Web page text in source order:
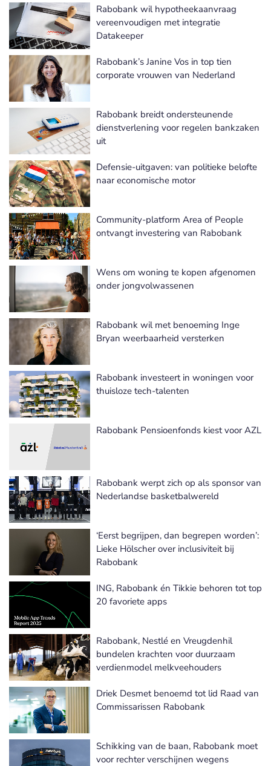
Rabobank wil hypotheekaanvraag
vereenvoudigen met integratie
Datakeeper
Rabobank’s Janine Vos in top tien
corporate vrouwen van Nederland
Rabobank breidt ondersteunende
dienstverlening voor regelen bankzaken
uit
Defensie-uitgaven: van politieke belofte
naar economische motor
Community-platform Area of People
ontvangt investering van Rabobank
Wens om woning te kopen afgenomen
onder jongvolwassenen
Rabobank wil met benoeming Inge
Bryan weerbaarheid versterken
Rabobank investeert in woningen voor
thuisloze tech-talenten
Rabobank Pensioenfonds kiest voor AZL
Rabobank werpt zich op als sponsor van
Nederlandse basketbalwereld
‘Eerst begrijpen, dan begrepen worden’:
Lieke Hölscher over inclusiviteit bij
Rabobank
ING, Rabobank én Tikkie behoren tot top
20 favoriete apps
Rabobank, Nestlé en Vreugdenhil
bundelen krachten voor duurzaam
verdienmodel melkveehouders
Driek Desmet benoemd tot lid Raad van
Commissarissen Rabobank
Schikking van de baan, Rabobank moet
voor rechter verschijnen wegens